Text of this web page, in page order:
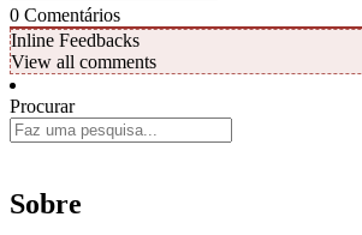
0 Comentários
Inline Feedbacks
View all comments
Procurar
Sobre